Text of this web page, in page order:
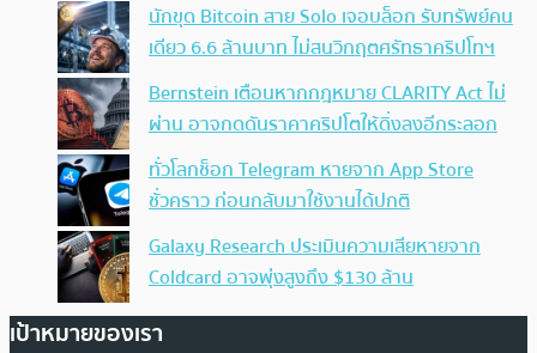
นักขุด Bitcoin สาย Solo เจอบล็อก รับทรัพย์คน
เดียว 6.6 ล้านบาท ไม่สนวิกฤตศรัทธาคริปโทฯ
Bernstein เตือนหากกฎหมาย CLARITY Act ไม่
ผ่าน อาจกดดันราคาคริปโตให้ดิ่งลงอีกระลอก
ทั่วโลกช็อก Telegram หายจาก App Store
ชั่วคราว ก่อนกลับมาใช้งานได้ปกติ
Galaxy Research ประเมินความเสียหายจาก
Coldcard อาจพุ่งสูงถึง $130 ล้าน
เป้าหมายของเรา